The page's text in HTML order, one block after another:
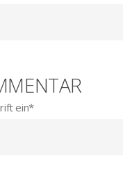
ein*